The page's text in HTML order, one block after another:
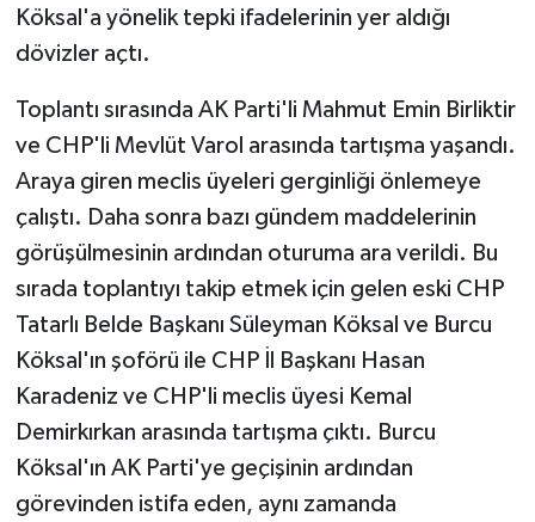
Köksal'a yönelik tepki ifadelerinin yer aldığı
dövizler açtı.
Toplantı sırasında AK Parti'li Mahmut Emin Birliktir
ve CHP'li Mevlüt Varol arasında tartışma yaşandı.
Araya giren meclis üyeleri gerginliği önlemeye
çalıştı. Daha sonra bazı gündem maddelerinin
görüşülmesinin ardından oturuma ara verildi. Bu
sırada toplantıyı takip etmek için gelen eski CHP
Tatarlı Belde Başkanı Süleyman Köksal ve Burcu
Köksal'ın şoförü ile CHP İl Başkanı Hasan
Karadeniz ve CHP'li meclis üyesi Kemal
Demirkırkan arasında tartışma çıktı. Burcu
Köksal'ın AK Parti'ye geçişinin ardından
görevinden istifa eden, aynı zamanda